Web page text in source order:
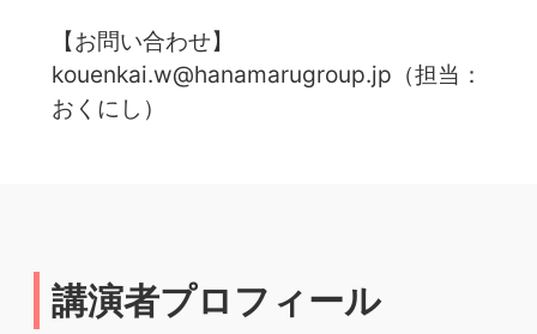
【お問い合わせ】
kouenkai.w@hanamarugroup.jp（担当：
おくにし）
講演者プロフィール